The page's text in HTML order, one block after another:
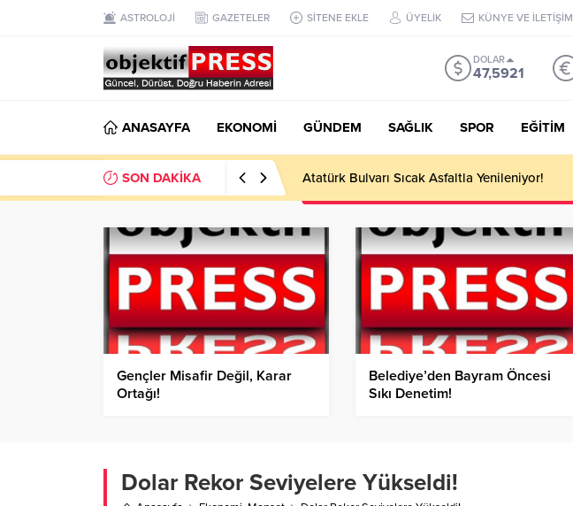
ASTROLOJİ GAZETELER SİTENE EKLE ÜYELİK KÜNYE VE İLETİŞİM
DOLAR
47,5921
ANASAYFA EKONOMİ GÜNDEM SAĞLIK SPOR EĞİTİM
SON DAKİKA Atatürk Bulvarı Sıcak Asfaltla Yenileniyor!
Gençler Misafir Değil, Karar
Ortağı!
Belediye’den Bayram Öncesi
Sıkı Denetim!
Dolar Rekor Seviyelere Yükseldi!